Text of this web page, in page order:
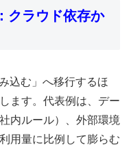
クラウド依存か
込む」へ移行するほ
ます。代表例は、デー
内ルール）、外部環境
用量に比例して膨らむ